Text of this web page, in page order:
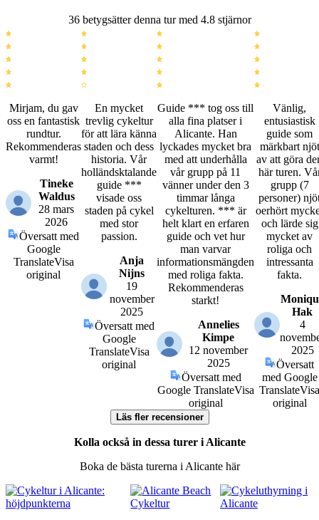
36 betygsätter denna tur med 4.8 stjärnor
Mirjam, du gav
oss en fantastisk
rundtur.
Rekommenderas
varmt!
Tineke
Waldus
28 mars
2026
Översatt med
Google
TranslateVisa
original
En mycket
trevlig cykeltur
för att lära känna
staden och dess
historia. Vår
holländsktalande
guide ***
visade oss
staden på cykel
med stor
passion.
Anja
Nijns
19
november
2025
Översatt med
Google
TranslateVisa
original
Guide *** tog oss till
alla fina platser i
Alicante. Han
lyckades mycket bra
med att underhålla
vår grupp på 11
vänner under den 3
timmar långa
cykelturen. *** är
helt klart en erfaren
guide och vet hur
man varvar
informationsmängden
med roliga fakta.
Rekommenderas
starkt!
Annelies
Kimpe
12 november
2025
Översatt med
Google TranslateVisa
original
Vänlig,
entusiastisk
guide som
märkbart njöt
av att göra
här turen.
grupp (7
personer)
oerhört
och lärde sig
mycket av
roliga och
intressanta
fakta.
Hak
4
2025
Översatt
med Google
TranslateVisa
original
Läs fler recensioner
Kolla också in dessa turer i Alicante
Boka de bästa turerna i Alicante här